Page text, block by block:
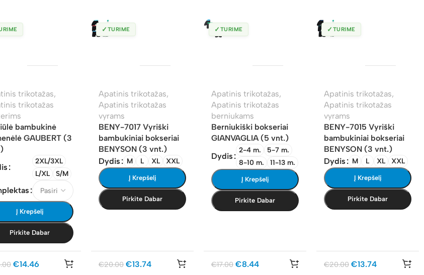
trikotažas,
trikotažas
bambukinė
GAUBERT (3
2XL/3XL
L/XL
S/M
Į Krepšelį
Pirkite Dabar
€14.46
✓ TURIME
Apatinis trikotažas,
Apatinis trikotažas
vyrams
BENY-7017 Vyriški
bambukiniai bokseriai
BENYSON (3 vnt.)
Dydis
M L XL XXL
Į Krepšelį
Pirkite Dabar
€20.00 €13.74
✓ TURIME
Apatinis trikotažas,
Apatinis trikotažas
berniukams
Berniukiški bokseriai
GIANVAGLIA (5 vnt.)
Dydis
2-4 m.
5-7 m.
8-10 m.
11-13 m.
Į Krepšelį
Pirkite Dabar
€17.00 €8.44
✓ TURIME
Apatinis trikotažas,
Apatinis trikotažas
vyrams
BENY-7015 Vyriški
bambukiniai bokseriai
BENYSON (3 vnt.)
Dydis
M L XL XXL
Į Krepšelį
Pirkite Dabar
€20.00 €13.74